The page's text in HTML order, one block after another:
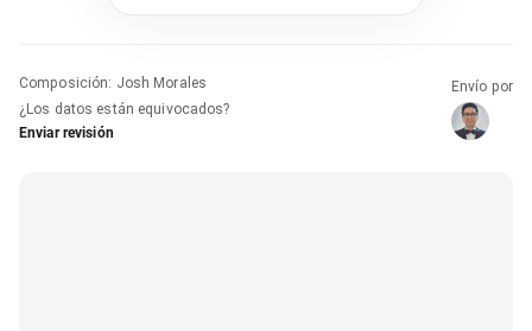
Composición: Josh Morales
¿Los datos están equivocados?
Enviar revisión
Envío por